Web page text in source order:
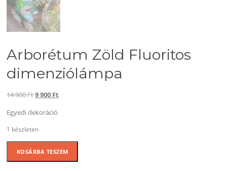
Arborétum Zöld Fluoritos
dimenziólámpa
14 900FtOriginal
was:
14
9 900 Ft
Egyedi dekoráció
1 készleten
Arborétum
KOSÁRBA TESZEM